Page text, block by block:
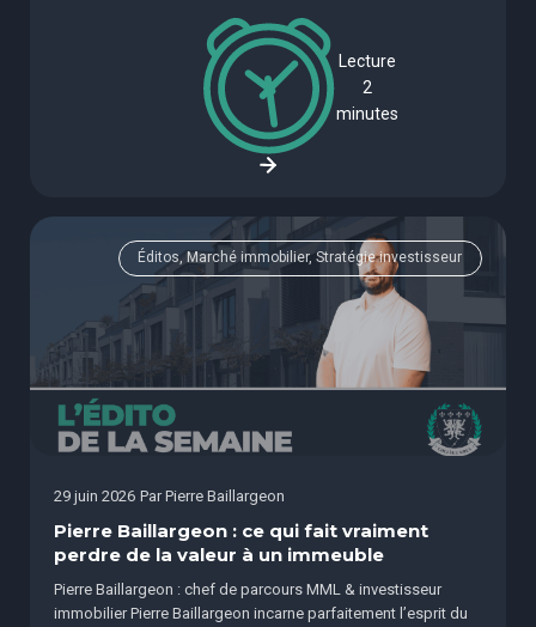
Lecture
2
minutes
Éditos, Marché immobilier, Stratégie investisseur
29 juin 2026 Par Pierre Baillargeon
Pierre Baillargeon : ce qui fait vraiment
perdre de la valeur à un immeuble
Pierre Baillargeon : chef de parcours MML & investisseur
immobilier Pierre Baillargeon incarne parfaitement l’esprit du